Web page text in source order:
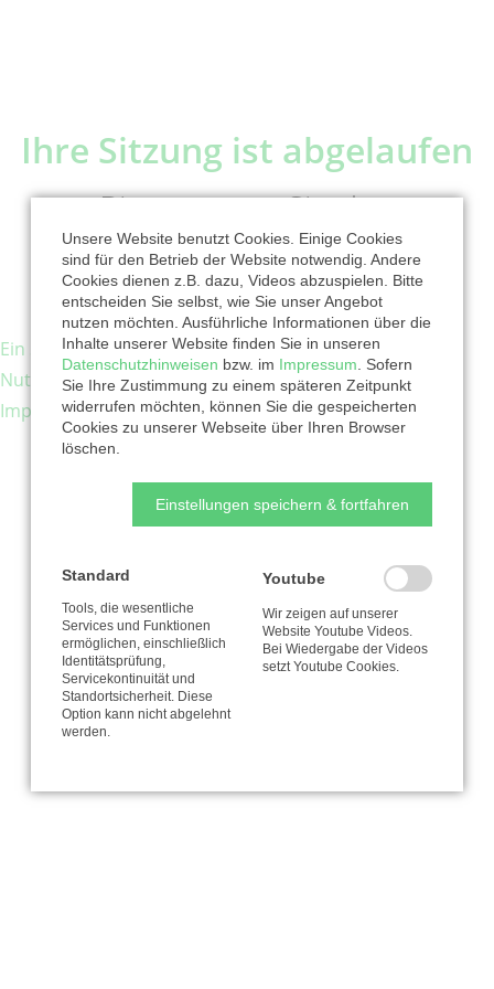
Ihre Sitzung ist abgelaufen
Bitte starten Sie den
Spendenvorgang erneut.
Ein Service der Bank für Kirche und Diakonie eG
Nutzungsbedingungen| Datenschutzhinweise|
Impressum
Unsere Website benutzt Cookies. Einige Cookies
sind für den Betrieb der Website notwendig. Andere
Cookies dienen z.B. dazu, Videos abzuspielen. Bitte
entscheiden Sie selbst, wie Sie unser Angebot
nutzen möchten. Ausführliche Informationen über die
Inhalte unserer Website finden Sie in unseren
Datenschutzhinweisen bzw. im Impressum. Sofern
Sie Ihre Zustimmung zu einem späteren Zeitpunkt
widerrufen möchten, können Sie die gespeicherten
Cookies zu unserer Webseite über Ihren Browser
löschen.
Einstellungen speichern & fortfahren
Standard
Tools, die wesentliche
Services und Funktionen
ermöglichen, einschließlich
Identitätsprüfung,
Servicekontinuität und
Standortsicherheit. Diese
Option kann nicht abgelehnt
werden.
Youtube
Wir zeigen auf unserer
Website Youtube Videos.
Bei Wiedergabe der Videos
setzt Youtube Cookies.